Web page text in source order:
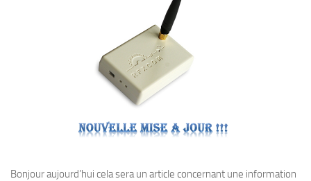
Bonjour aujourd’hui cela sera un article concernant une information